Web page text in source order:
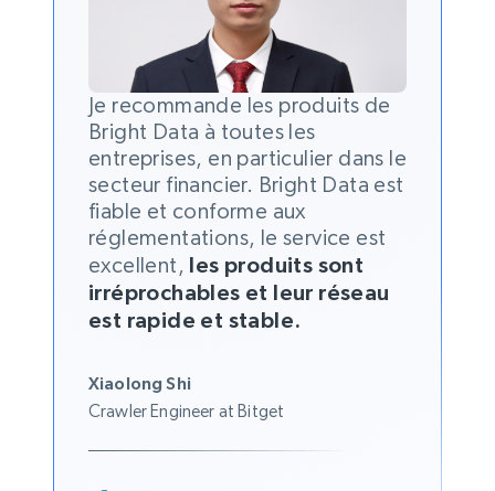
Je recommande les produits de
Bright Data à toutes les
entreprises, en particulier dans le
secteur financier. Bright Data est
fiable et conforme aux
réglementations, le service est
excellent, les produits sont
irréprochables et leur réseau
est rapide et stable.
Xiaolong Shi
Crawler Engineer at Bitget